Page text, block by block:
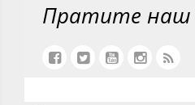
Пратите наш